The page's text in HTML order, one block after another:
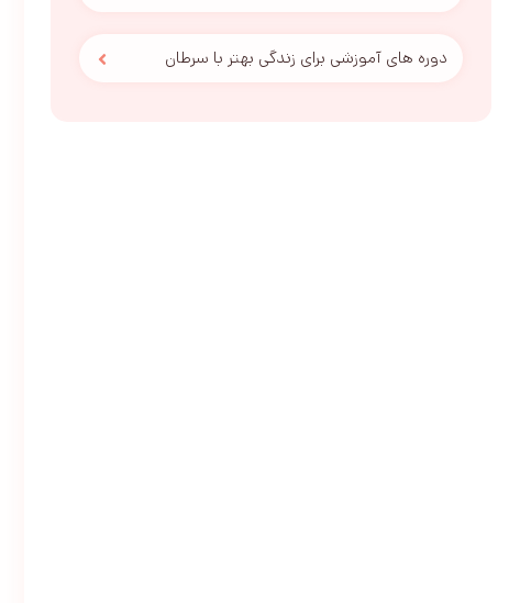
دوره های آموزشی برای زندگی بهتر با سرطان